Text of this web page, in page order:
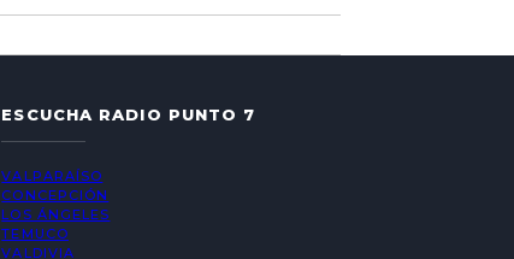
ESCUCHA RADIO PUNTO 7
VALPARAÍSO
CONCEPCIÓN
LOS ÁNGELES
TEMUCO
VALDIVIA